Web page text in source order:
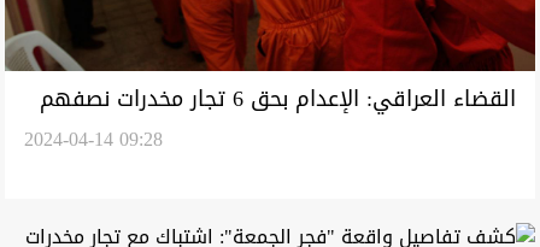
القضاء العراقي: الإعدام بحق 6 تجار مخدرات نصفهم
2024-04-14 09:28